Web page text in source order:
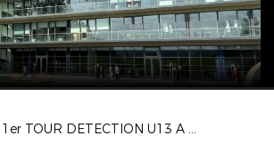
1er TOUR DETECTION U13 A PACY SUR EURE